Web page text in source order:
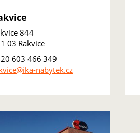
844
03 Rakvice
603 466 349
nabytek.cz